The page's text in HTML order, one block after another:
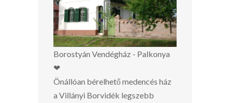
Borostyán Vendégház - Palkonya
❤
Önállóan bérelhető medencés ház
a Villányi Borvidék legszebb